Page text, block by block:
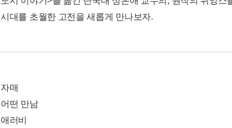
시대를 초월한 고전을 새롭게 만나보자.
자매
어떤 만남
애러비